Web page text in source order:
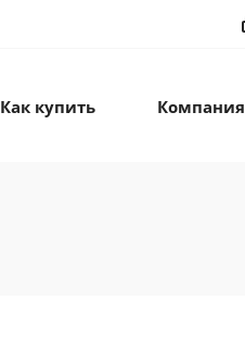
Как купить Компания